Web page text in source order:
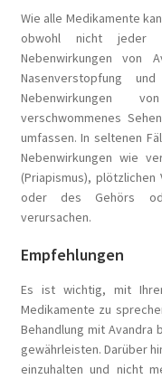
Wie alle Medikamente
obwohl nicht jeder
Nebenwirkungen von
Nasenverstopfung
Nebenwirkungen
verschwommenes
umfassen. In seltenen
Nebenwirkungen wie
(Priapismus),
oder des Gehörs
verursachen.
Empfehlungen
Es ist wichtig, mit
Medikamente zu
Behandlung mit Avandra
gewährleisten. Darüber
einzuhalten und nicht